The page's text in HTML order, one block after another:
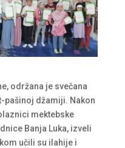
održana je svečana
pašinoj džamiji. Nakon
mektebske
Banja Luka, izveli
učili su ilahije i